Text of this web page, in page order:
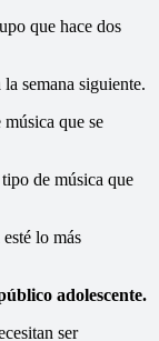
que hace dos
semana siguiente.
que se
de música que
lo más
adolescente.
ser